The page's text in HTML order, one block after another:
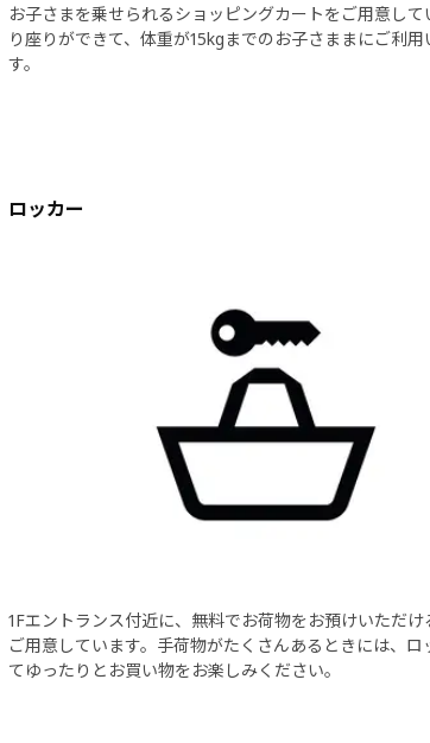
お子さまを乗せられるショッピングカートをご用意して
り座りができて、体重が15kgまでのお子さままにご利用
す。
ロッカー
1Fエントランス付近に、無料でお荷物をお預けいただけ
ご用意しています。手荷物がたくさんあるときには、ロ
てゆったりとお買い物をお楽しみください。